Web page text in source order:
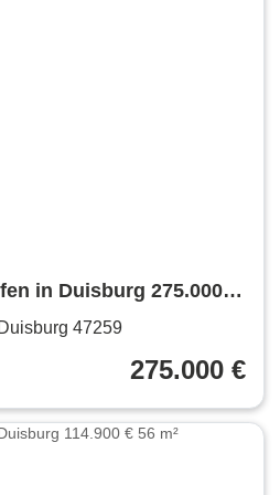
in Duisburg 275.000 €
Duisburg 47259
275.000 €